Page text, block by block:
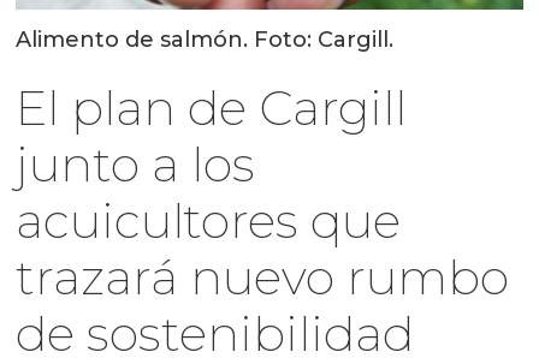
Alimento de salmón. Foto: Cargill.
El plan de Cargill
junto a los
acuicultores que
trazará nuevo rumbo
de sostenibilidad